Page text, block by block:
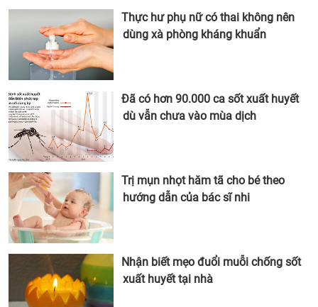
Thực hư phụ nữ có thai không nên
dùng xà phòng kháng khuẩn
Đã có hơn 90.000 ca sốt xuất huyết
dù vẫn chưa vào mùa dịch
Trị mụn nhọt hăm tã cho bé theo
hướng dẫn của bác sĩ nhi
Nhận biết mẹo đuổi muỗi chống sốt
xuất huyết tại nhà